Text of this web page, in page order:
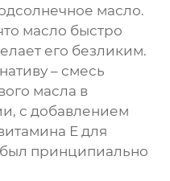
масло.
масло быстро
его безликим.
– смесь
масла в
с добавлением
Е для
принципиально